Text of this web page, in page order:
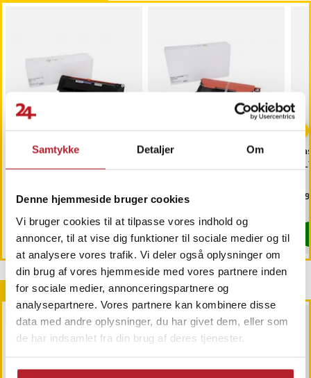
Samtykke Detaljer Om
Denne hjemmeside bruger cookies
Vi bruger cookies til at tilpasse vores indhold og
annoncer, til at vise dig funktioner til sociale medier og til
at analysere vores trafik. Vi deler også oplysninger om
din brug af vores hjemmeside med vores partnere inden
for sociale medier, annonceringspartnere og
analysepartnere. Vores partnere kan kombinere disse
data med andre oplysninger, du har givet dem, eller som
de har indsamlet fra din brug af deres tjenester.
Laser toner Samsung
MLT-D116L - Sort
Pris:89 kr.
89 kr.
Køb
Lasertoner Samsung
Pris:99 kr.
99 kr.
Køb
Andre købte også
GAVEIDÉ